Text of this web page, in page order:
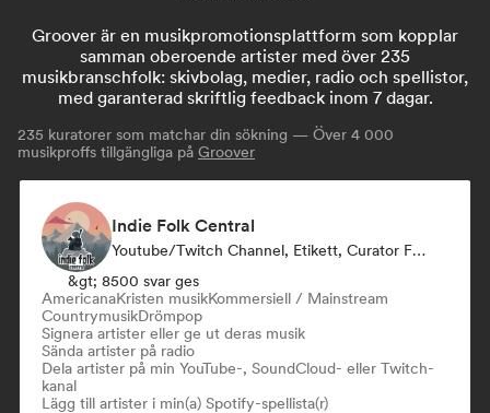
Groover är en musikpromotionsplattform som kopplar
samman oberoende artister med över 235
musikbranschfolk: skivbolag, medier, radio och spellistor,
med garanterad skriftlig feedback inom 7 dagar.
235 kuratorer som matchar din sökning — Över 4 000
musikproffs tillgängliga på Groover
Indie Folk Central
Youtube/Twitch Channel, Etikett, Curator För Spellistor, Radiostation
&gt; 8500 svar ges
AmericanaKristen musikKommersiell / Mainstream
CountrymusikDrömpop
Signera artister eller ge ut deras musik
Sända artister på radio
Dela artister på min YouTube-, SoundCloud- eller Twitch-
kanal
Lägg till artister i min(a) Spotify-spellista(r)